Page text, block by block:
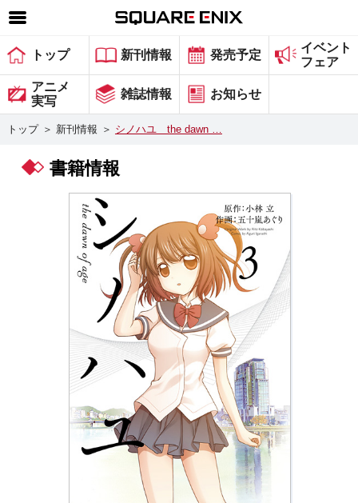
SQUARE ENIX 公式サイトメニュー
ゲーム
マガジン＆ブックス
グッズ
会社情報 採用情報
スクウェア・エニックス サイト内検索
トップ 新刊情報 発売予定
イベント
フェア
アニメ
実写
雑誌情報 お知らせ
トップ ＞ 新刊情報 ＞ シノハユ the dawn …
書籍情報